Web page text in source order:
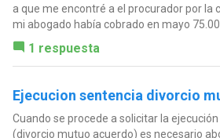
a que me encontré a el procurador por la
mi abogado había cobrado en mayo
1 respuesta
Ejecucion sentencia divorcio
Cuando se procede a solicitar la
(divorcio mutuo acuerdo) es necesario